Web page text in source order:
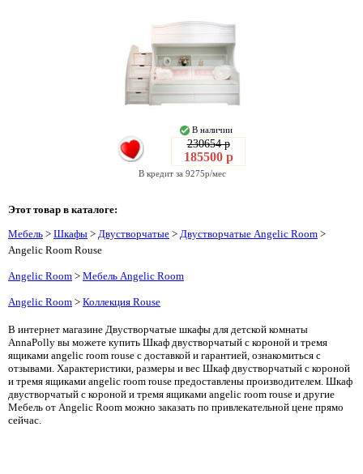
В наличии
230654 р
185500 р
В кредит за 9275р/мес
Этот товар в каталоге:
Мебель > Шкафы > Двустворчатые > Двустворчатые Angelic Room >
Angelic Room Rouse
Angelic Room > Мебель Angelic Room
Angelic Room > Коллекция Rouse
В интернет магазине Двустворчатые шкафы для детской комнаты
AnnaPolly вы можете купить Шкаф двустворчатый с короной и тремя
ящиками angelic room rouse с доставкой и гарантией, ознакомиться с
отзывами. Характеристики, размеры и вес Шкаф двустворчатый с короной
и тремя ящиками angelic room rouse предоставлены производителем. Шкаф
двустворчатый с короной и тремя ящиками angelic room rouse и другие
Мебель от Angelic Room можно заказать по привлекательной цене прямо
сейчас.